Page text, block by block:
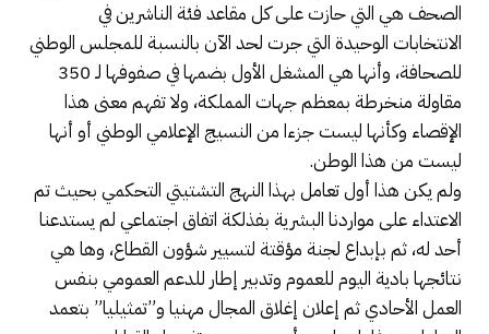
الصحف هي التي حازت على كل مقاعد فئة الناشرين في
الانتخابات الوحيدة التي جرت لحد الآن بالنسبة للمجلس الوطني
للصحافة، وأنها هي المشغل الأول بضمها في صفوفها لـ 350
مقاولة منخرطة بمعظم جهات المملكة، ولا تفهم معنى هذا
الإقصاء وكأنها ليست جزءا من النسيج الإعلامي الوطني أو أنها
ليست من هذا الوطن.
ولم يكن هذا أول تعامل بهذا النهج التشتيتي التحكمي بحيث تم
الاعتداء على مواردنا البشرية بفذلكة اتفاق اجتماعي لم يستدعنا
أحد له، ثم بإبداع لجنة مؤقتة لتسيير شؤون القطاع، وها هي
نتائجها بادية اليوم للعموم وتدبير إطار للدعم العمومي بنفس
العمل الأحادي ثم إعلان إغلاق المجال مهنيا و”تمثيليا” بتعمد